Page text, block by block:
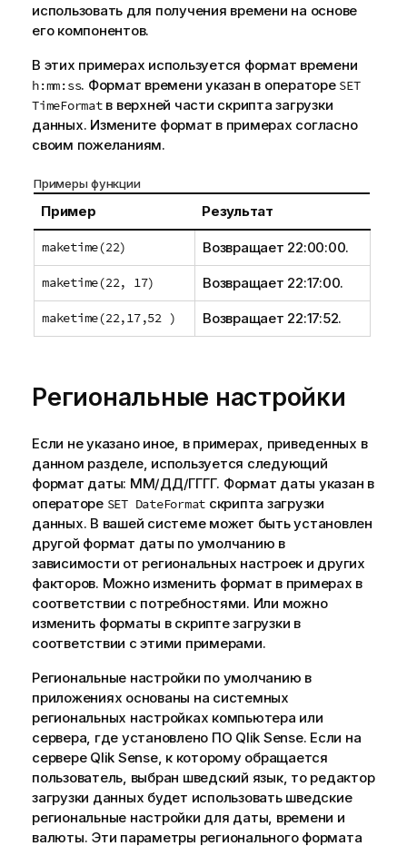
использовать для получения времени на основе
его компонентов.
В этих примерах используется формат времени
h:mm:ss. Формат времени указан в операторе SET
TimeFormatв верхней части скрипта загрузки
данных. Измените формат в примерах согласно
своим пожеланиям.
Примеры функции
Пример Результат
maketime(22) Возвращает 22:00:00.
maketime(22, 17) Возвращает 22:17:00.
maketime(22,17,52 ) Возвращает 22:17:52.
Региональные настройки
Если не указано иное, в примерах, приведенных в
данном разделе, используется следующий
формат даты: ММ/ДД/ГГГГ. Формат даты указан в
операторе SET DateFormat скрипта загрузки
данных. В вашей системе может быть установлен
другой формат даты по умолчанию в
зависимости от региональных настроек и других
факторов. Можно изменить формат в примерах в
соответствии с потребностями. Или можно
изменить форматы в скрипте загрузки в
соответствии с этими примерами.
Региональные настройки по умолчанию в
приложениях основаны на системных
региональных настройках компьютера или
сервера, где установлено ПО Qlik Sense. Если на
сервере Qlik Sense, к которому обращается
пользователь, выбран шведский язык, то редактор
загрузки данных будет использовать шведские
региональные настройки для даты, времени и
валюты. Эти параметры регионального формата